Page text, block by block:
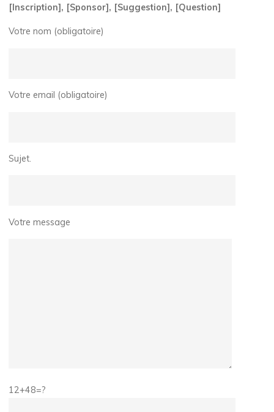
[Inscription], [Sponsor], [Suggestion], [Question]
Votre nom (obligatoire)
Votre email (obligatoire)
Sujet.
Votre message
12+48=?